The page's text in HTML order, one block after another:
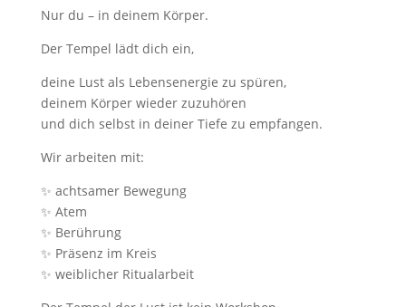
Nur du – in deinem Körper.
Der Tempel lädt dich ein,
deine Lust als Lebensenergie zu spüren,
deinem Körper wieder zuzuhören
und dich selbst in deiner Tiefe zu empfangen.
Wir arbeiten mit:
✨ achtsamer Bewegung
✨ Atem
✨ Berührung
✨ Präsenz im Kreis
✨ weiblicher Ritualarbeit